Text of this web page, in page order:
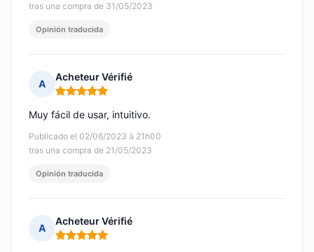
tras una compra de 31/05/2023
Opinión traducida
A
Acheteur Vérifié
Nota: 5 de 5
Publicado el 02/06/2023 à 21h00
tras una compra de 21/05/2023
Muy fácil de usar, intuitivo.
Opinión traducida
A
Acheteur Vérifié
Nota: 5 de 5